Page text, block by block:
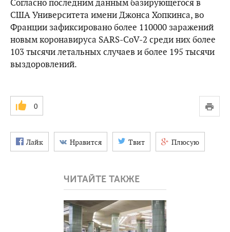
Согласно последним данным базирующегося в
США Университета имени Джонса Хопкинса, во
Франции зафиксировано более 110000 заражений
новым коронавируса SARS-CoV-2 среди них более
103 тысячи летальных случаев и более 195 тысячи
выздоровлений.
0
Лайк Нравится Твит Плюсую
ЧИТАЙТЕ ТАКЖЕ